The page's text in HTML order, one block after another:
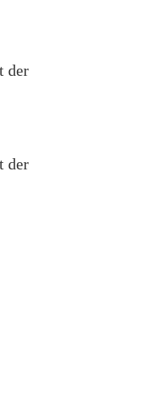
der
der